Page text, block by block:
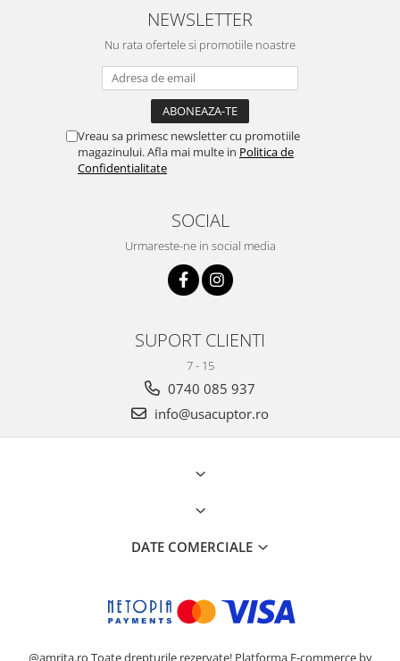
NEWSLETTER
Nu rata ofertele si promotiile noastre
Vreau sa primesc newsletter cu promotiile
magazinului. Afla mai multe in Politica de
Confidentialitate
SOCIAL
Urmareste-ne in social media
SUPORT CLIENTI
7 - 15
0740 085 937
info@usacuptor.ro
DATE COMERCIALE
@amrita.ro Toate drepturile rezervate! Platforma E-commerce by